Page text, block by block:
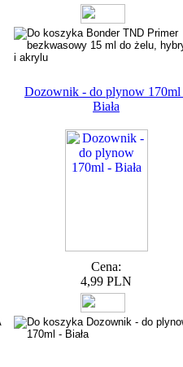
Dozownik - do plynow 170ml
Biała
Cena:
4,99 PLN